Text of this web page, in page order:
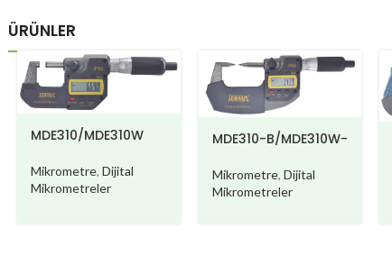
ÜRÜNLER
MDE310/MDE310W
Mikrometre,Dijital
Mikrometreler
MDE310-B/MDE310W-
Mikrometre, Dijital
Mikrometreler